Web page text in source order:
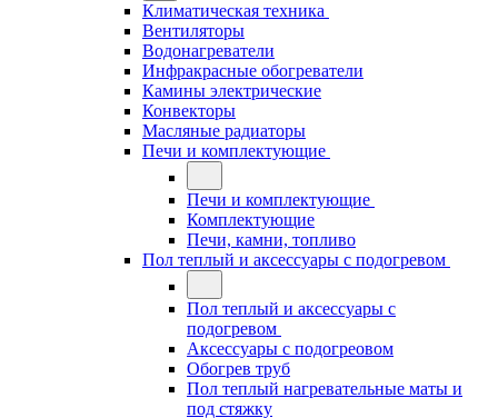
Климатическая техника
Вентиляторы
Водонагреватели
Инфракрасные обогреватели
Камины электрические
Конвекторы
Масляные радиаторы
Печи и комплектующие
Печи и комплектующие
Комплектующие
Печи, камни, топливо
Пол теплый и аксессуары с подогревом
Пол теплый и аксессуары с
подогревом
Аксессуары с подогреовом
Обогрев труб
Пол теплый нагревательные маты и
под стяжку